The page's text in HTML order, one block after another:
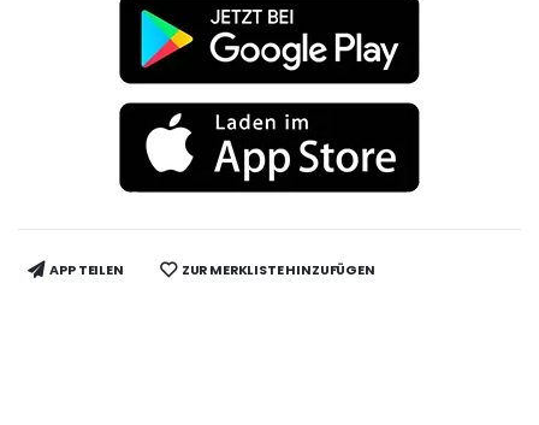
APP TEILEN ZUR MERKLISTE HINZUFÜGEN